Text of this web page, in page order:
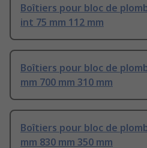
Boîtiers pour bloc de
int 75 mm 112 mm
Boîtiers pour bloc de
mm 700 mm 310 mm
Boîtiers pour bloc de
mm 830 mm 350 mm